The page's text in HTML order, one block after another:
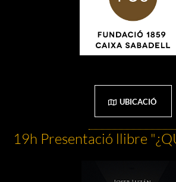
UBICACIÓ
19h Presentació llibre